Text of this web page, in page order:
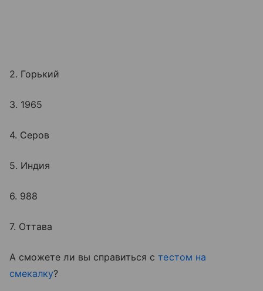
2. Горький
3. 1965
4. Серов
5. Индия
6. 988
7. Оттава
А сможете ли вы справиться стестом на
смекалку?